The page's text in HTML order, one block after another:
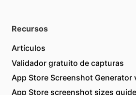
Recursos
Artículos
Validador gratuito de capturas
App Store Screenshot Generator
App Store screenshot sizes guide